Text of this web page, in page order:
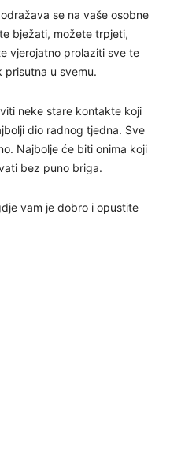
se na vaše osobne
bježati, možete trpjeti,
vjerojatno prolaziti sve te
prisutna u svemu.
neke stare kontakte koji
dio radnog tjedna. Sve
Najbolje će biti onima koji
bez puno briga.
vam je dobro i opustite